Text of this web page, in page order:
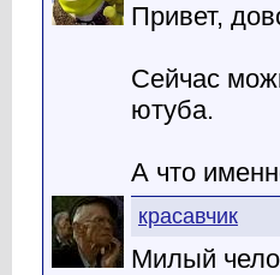
Привет,
Сейчас
ютуба.
А что
красавчик
Милый